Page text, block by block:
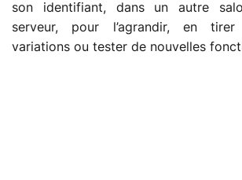
son identifiant, dans un autre
serveur, pour l’agrandir, en
variations ou tester de nouvelles